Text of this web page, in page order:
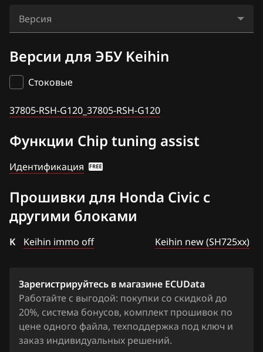
BAIC
Bentley
Brilliance
BYD
Cadillac
Chenglong
Chery
Chrysler
Citroen
Dacia
Keihin immo off
Matsushita
Siemens (Continental)
Accord 2.0
Accord 2.4
Civic
Civic 1.8 140hp
Civic 2.0
CR-V 2.0 150hp
CR-V 2.4
CR-Z
Freed Spike
Insight 1.3 i-DSI i-VTEC
Insight 1.5 i-DSI i-VTEC
Версия
Версии для ЭБУ Keihin
Стоковые
37805-RSH-G120_37805-RSH-G120
Функции Chip tuning assist
Идентификация
Прошивки для Honda Civic с
другими блоками
K Keihin immo off Keihin new (SH725xx)
Зарегистрируйтесь в магазине ECUData
Работайте с выгодой: покупки со скидкой до
20%, система бонусов, комплект прошивок по
цене одного файла, техподдержка под ключ и
заказ индивидуальных решений.